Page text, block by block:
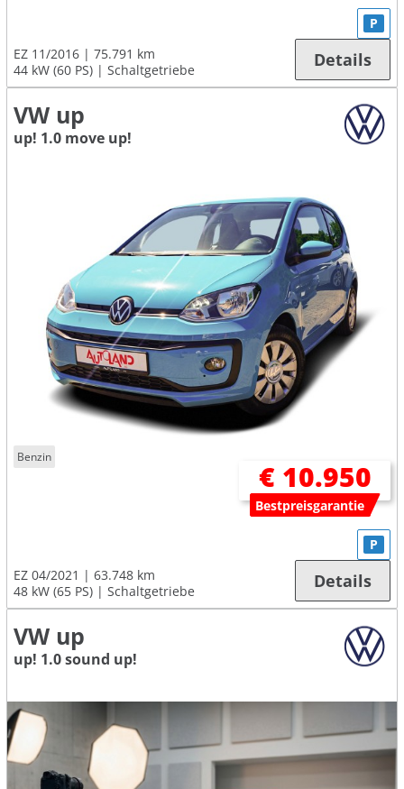
EZ 11/2016
75.791 km
44 kW (60 PS)
Schaltgetriebe
P
Details
VW up
up! 1.0 move up!
Benzin
€ 10.950
Bestpreisgarantie
EZ 04/2021
63.748 km
48 kW (65 PS)
Schaltgetriebe
P
Details
VW up
up! 1.0 sound up!